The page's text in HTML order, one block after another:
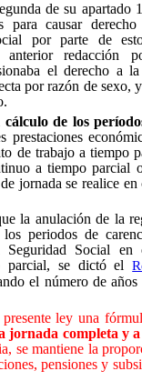
de su apartado
para causar
por parte de
anterior redacción
el derecho a
por razón de sexo,
cálculo de los
prestaciones
de trabajo a tiempo
a tiempo parcial
jornada se realice
la anulación de la
periodos de
Seguridad Social
parcial, se dictó el
el número de años
ley una
jornada completa y
se mantiene la
pensiones y